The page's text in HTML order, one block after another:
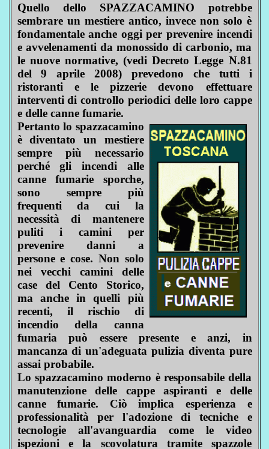
Quello dello SPAZZACAMINO potrebbe
sembrare un mestiere antico, invece non solo è
fondamentale anche oggi per prevenire incendi
e avvelenamenti da monossido di carbonio, ma
le nuove normative, (vedi Decreto Legge N.81
del 9 aprile 2008) prevedono che tutti i
ristoranti e le pizzerie devono effettuare
interventi di controllo periodici delle loro cappe
e delle canne fumarie.
Pertanto lo spazzacamino
è diventato un mestiere
sempre più necessario
perché gli incendi alle
canne fumarie sporche,
sono sempre più
frequenti da cui la
necessità di mantenere
puliti i camini per
prevenire danni a
persone e cose. Non solo
nei vecchi camini delle
case del Cento Storico,
ma anche in quelli più
recenti, il rischio di
incendio della canna
fumaria può essere presente e anzi, in
mancanza di un'adeguata pulizia diventa pure
assai probabile.
Lo spazzacamino moderno è responsabile della
manutenzione delle cappe aspiranti e delle
canne fumarie. Ciò implica esperienza e
professionalità per l'adozione di tecniche e
tecnologie all'avanguardia come le video
ispezioni e la scovolatura tramite spazzole